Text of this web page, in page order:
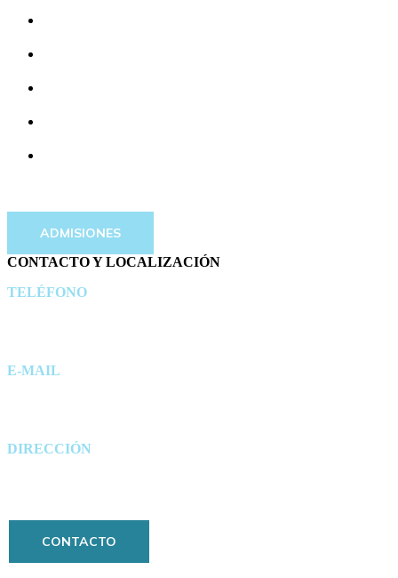
ADMISIONES
CONTACTO Y LOCALIZACIÓN
TELÉFONO
E-MAIL
DIRECCIÓN
CONTACTO